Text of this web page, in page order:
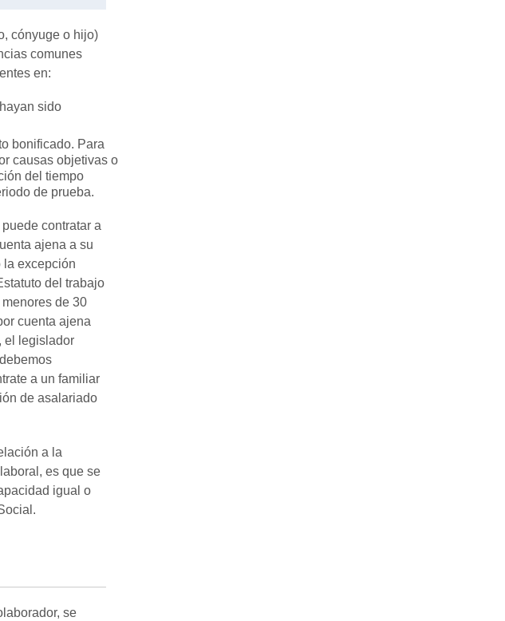
cónyuge o hijo)
comunes
en:
sido
bonificado. Para
causas objetivas o
del tiempo
de prueba.
contratar a
ajena a su
la excepción
del trabajo
de 30
cuenta ajena
el legislador
a un familiar
de asalariado
a la
es que se
igual o
se